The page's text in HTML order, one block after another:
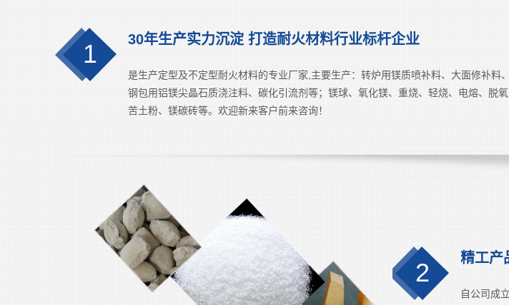
1 30年生产实力沉淀 打造耐火材料行业标杆企业
是生产定型及不定型耐火材料的专业厂家,主要生产：转炉用镁质喷补料、大面修补料
钢包用铝镁尖晶石质浇注料、碳化引流剂等；镁球、氧化镁、重烧、轻烧、电熔、脱氧
苦土粉、镁碳砖等。欢迎新来客户前来咨询！
2 精工产
自公司成